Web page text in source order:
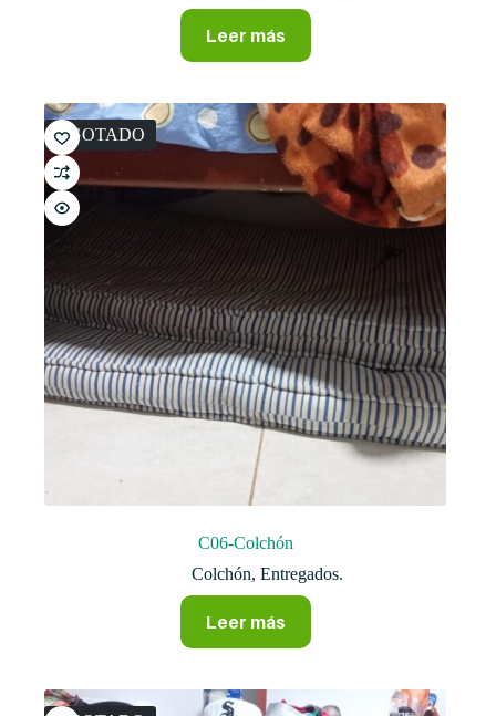
Leer más
AGOTADO
C06-Colchón
Colchón,Entregados.
Leer más